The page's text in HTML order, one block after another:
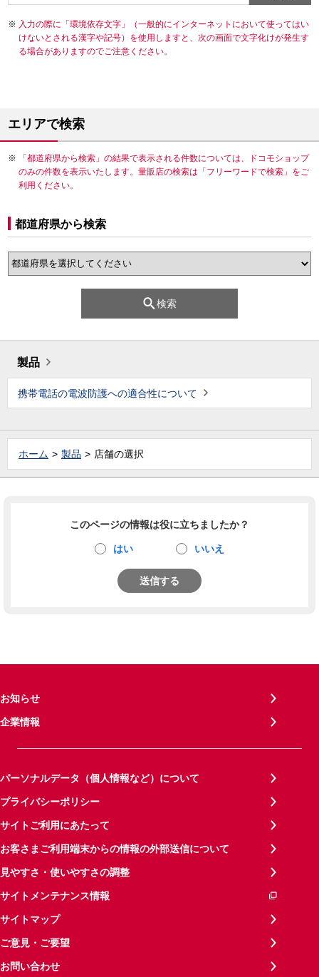
入力の際に「環境依存文字」（一般的にインターネットにおいて使ってはい
けないとされる漢字や記号）を使用しますと、次の画面で文字化けが発生す
る場合がありますのでご注意ください。
エリアで検索
「都道府県から検索」の結果で表示される件数については、ドコモショップ
のみの件数を表示いたします。量販店の検索は「フリーワードで検索」をご
利用ください。
都道府県から検索
検索
製品
携帯電話の電波防護への適合性について
ホーム 製品 店舗の選択
このページの情報は役に立ちましたか？
はい いいえ
送信する
お知らせ
企業情報
パーソナルデータ（個人情報など）について
プライバシーポリシー
サイトご利用にあたって
お客さまご利用端末からの情報の外部送信について
見やすさ・使いやすさの調整
サイトメンテナンス情報
サイトマップ
ご意見・ご要望
お問い合わせ